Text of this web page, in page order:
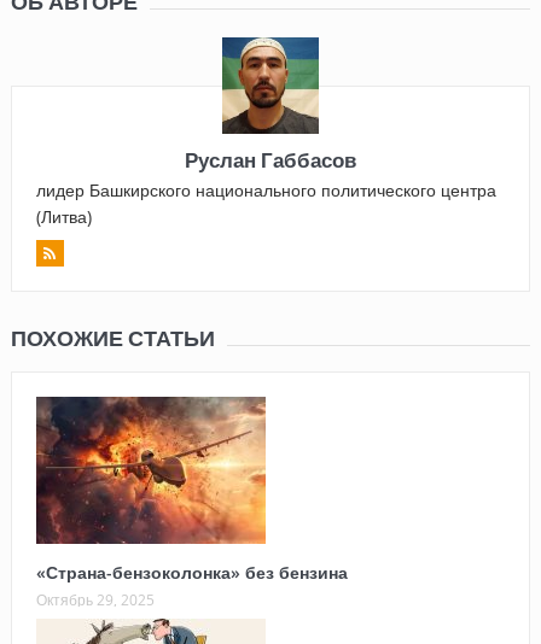
Руслан Габбасов
лидер Башкирского национального политического центра
(Литва)
ПОХОЖИЕ СТАТЬИ
«Страна-бензоколонка» без бензина
Октябрь 29, 2025